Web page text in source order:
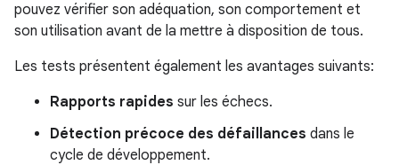
pouvez vérifier son adéquation, son comportement et
son utilisation avant de la mettre à disposition de tous.
Les tests présentent également les avantages suivants:
Rapports rapides sur les échecs.
Détection précoce des défaillances dans le
cycle de développement.